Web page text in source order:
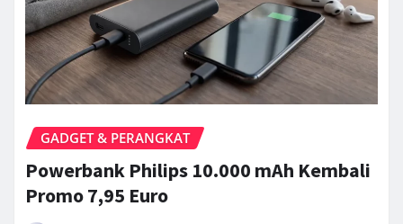
GADGET & PERANGKAT
Powerbank Philips 10.000 mAh Kembali
Promo 7,95 Euro